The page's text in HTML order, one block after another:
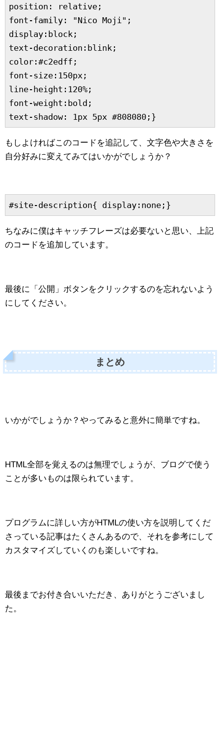
position: relative;
font-family: "Nico Moji";
display:block;
text-decoration:blink;
color:#c2edff;
font-size:150px;
line-height:120%;
font-weight:bold;
text-shadow: 1px 5px #808080;}
もしよければこのコードを追記して、文字色や大きさを
自分好みに変えてみてはいかがでしょうか？
#site-description{ display:none;}
ちなみに僕はキャッチフレーズは必要ないと思い、上記
のコードを追加しています。
最後に「公開」ボタンをクリックするのを忘れないよう
にしてください。
まとめ
いかがでしょうか？やってみると意外に簡単ですね。
HTML全部を覚えるのは無理でしょうが、ブログで使う
ことが多いものは限られています。
プログラムに詳しい方がHTMLの使い方を説明してくだ
さっている記事はたくさんあるので、それを参考にして
カスタマイズしていくのも楽しいですね。
最後までお付き合いいただき、ありがとうございまし
た。